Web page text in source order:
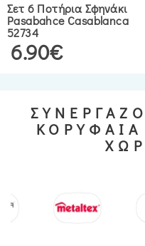
Σετ 6 Ποτήρια Σφηνάκι
Pasabahce Casablanca
52734
6.90€
ΚΟΡΥΦΑΙΑ